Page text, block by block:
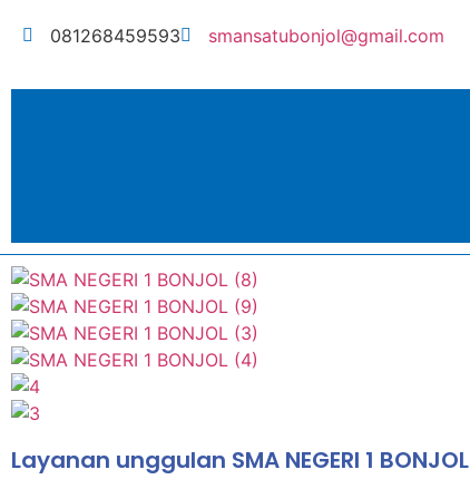
081268459593 smansatubonjol@gmail.com
Layanan unggulan SMA NEGERI 1 BONJOL